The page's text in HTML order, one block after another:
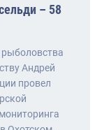
– 58
Андрей
провел